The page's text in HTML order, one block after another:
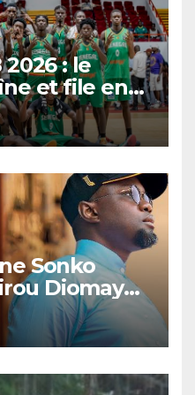
: le
et file en
Sonko
Diomaye
des élections